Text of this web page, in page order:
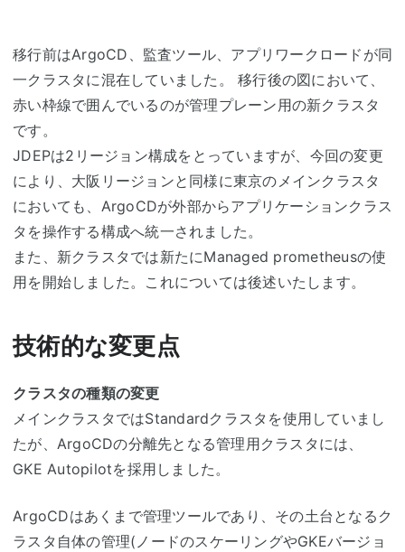
移行前はArgoCD、監査ツール、アプリワークロードが同
一クラスタに混在していました。 移行後の図において、
赤い枠線で囲んでいるのが管理プレーン用の新クラスタ
です。
JDEPは2リージョン構成をとっていますが、今回の変更
により、大阪リージョンと同様に東京のメインクラスタ
においても、ArgoCDが外部からアプリケーションクラス
タを操作する構成へ統一されました。
また、新クラスタでは新たにManaged prometheusの使
用を開始しました。これについては後述いたします。
技術的な変更点
クラスタの種類の変更
メインクラスタではStandardクラスタを使用していまし
たが、ArgoCDの分離先となる管理用クラスタには、
GKE Autopilotを採用しました。
ArgoCDはあくまで管理ツールであり、その土台となるク
ラスタ自体の管理(ノードのスケーリングやGKEバージョ